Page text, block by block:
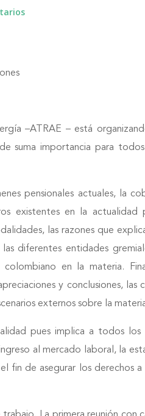
–ATRAE – está
suma importancia para
pensionales actuales, la
existentes en la actualidad
las razones que
diferentes entidades
en la materia.
y conclusiones, las
externos sobre la
pues implica a todos los
al mercado laboral, la
fin de asegurar los derechos